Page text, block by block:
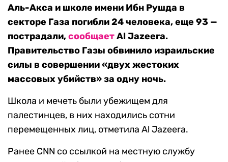
Аль-Акса и школе имени Ибн Рушда в
секторе Газа погибли 24 человека, еще 93 —
пострадали,сообщаетAl Jazeera.
Правительство Газы обвинило израильские
силы в совершении «двух жестоких
массовых убийств» за одну ночь.
Школа и мечеть были убежищем для
палестинцев, в них находились сотни
перемещенных лиц, отметила Al Jazeera.
Ранее CNN со ссылкой на местную службу